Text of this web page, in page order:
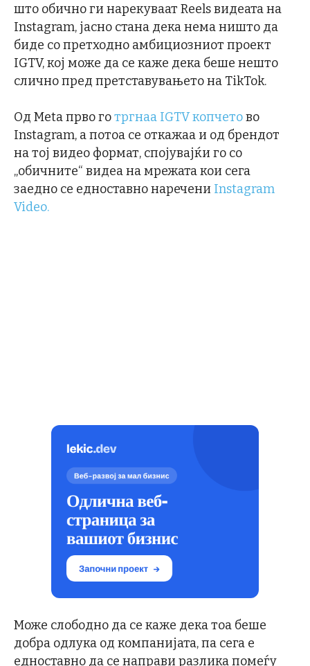
што обично ги нарекуваат Reels видеата на
Instagram, јасно стана дека нема ништо да
биде со претходно амбициозниот проект
IGTV, кој може да се каже дека беше нешто
слично пред претставувањето на TikTok.
Од Meta прво готргнаа IGTV копчетово
Instagram, а потоа се откажаа и од брендот
на тој видео формат, спојувајќи го со
„обичните“ видеа на мрежата кои сега
заедно се едноставно наречени Instagram
Video.
Може слободно да се каже дека тоа беше
добра одлука од компанијата, па сега е
едноставно да се направи разлика помеѓу